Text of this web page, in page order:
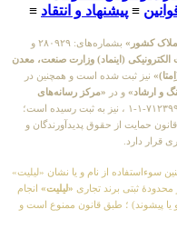
≡ پیشنهاد و انتقاد ≡
کشور»
بشماره‌های: ۲۸۰۹۲۹ و
(اینماد) وزارت صنعت، معدن
نیز ثبت شده است و همچنین در
و ارشاد» و در «مرکز رسانه‌های
بشماره شامَد: ۱-۳-۶۵-۷۱۲۳۹۹-۱-۱ ، نیز به ثبت رسیده است؛
حمایت از حقوق پدیدآورندگان و
قرار دارد.
سوءاستفاده از نام و یا نشان «لیلیت»
ثبتی برند تجاری «لیلیت» انجام
یا پیشوند) ؛ طبق قانون ممنوع است و